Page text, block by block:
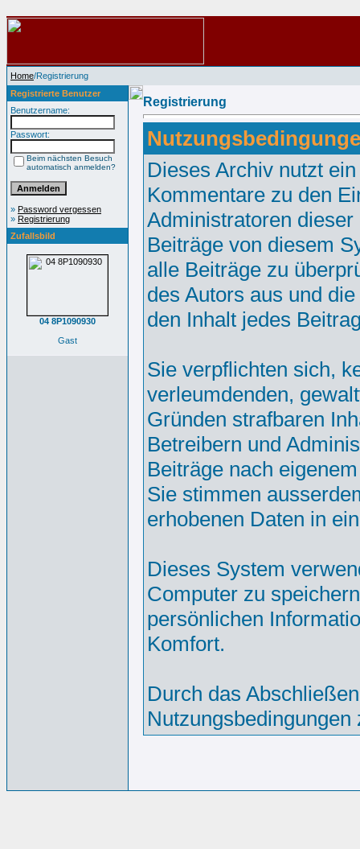
Home/Registrierung
Registrierte Benutzer
Benutzername:
Passwort:
Beim nächsten Besuch
automatisch anmelden?
» Password vergessen
» Registrierung
Zufallsbild
04 8P1090930
Gast
Registrierung
Dieses Archiv nutzt
Kommentare zu den
Administratoren
Beiträge von diesem
alle Beiträge zu
des Autors aus und
den Inhalt jedes
Sie verpflichten sich,
verleumdenden,
Gründen strafbaren
Betreibern und
Beiträge nach
Sie stimmen
erhobenen Daten in
Dieses System
Computer zu
persönlichen
Komfort.
Durch das
Nutzungsbedingungen